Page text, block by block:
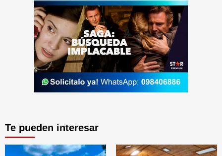
Te pueden interesar